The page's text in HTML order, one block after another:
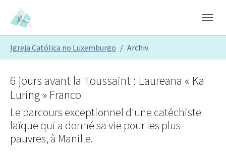
Skip to main content
Skip to page footer
Igreja Católica no Luxemburgo Archiv
6 jours avant la Toussaint : Laureana « Ka
Luring » Franco
Le parcours exceptionnel d'une catéchiste
laïque qui a donné sa vie pour les plus
pauvres, à Manille.